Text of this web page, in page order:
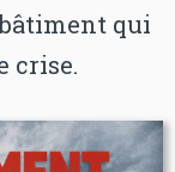
qui
crise.